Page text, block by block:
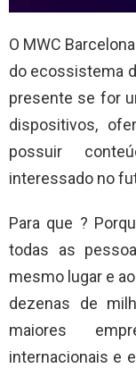
O MWC
do ecossistema
presente se for
dispositivos,
possuir
interessado no
Para que ?
todas as
mesmo lugar e
​​dezenas de
maiores
internacionais e